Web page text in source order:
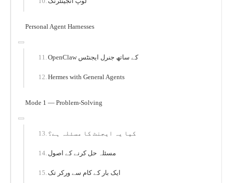
Personal Agent Harnesses
OpenClaw کے ساتھ جنرل ایجنٹس
Hermes with General Agents
Mode 1 — Problem-Solving
کیا یہ ایجنٹ کا مسئلہ ہے؟
مسئلہ حل کرنے کے اصول
ایک بار کے کام سے ورکر تک